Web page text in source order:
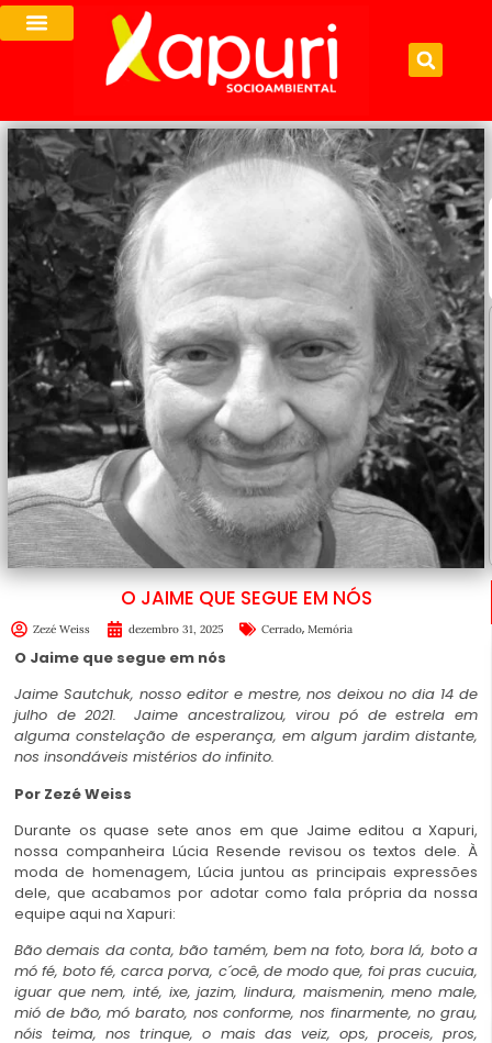
O JAIME QUE SEGUE EM NÓS
Zezé Weiss dezembro 31, 2025 Cerrado, Memória
O Jaime que segue em nós
Jaime Sautchuk, nosso editor e mestre, nos deixou no dia 14 de
julho de 2021.
Jaime ancestralizou, virou pó de estrela em
alguma constelação de esperança, em algum jardim distante,
nos insondáveis mistérios do infinito.
Por Zezé Weiss
Durante os quase sete anos em que Jaime editou a Xapuri,
nossa companheira Lúcia Resende revisou os textos dele. À
moda de homenagem, Lúcia juntou as principais expressões
dele, que acabamos por adotar como fala própria da nossa
equipe aqui na Xapuri:
Bão demais da conta, bão tamém, bem na foto, bora lá, boto a
mó fé, boto fé, carca porva, c´ocê, de modo que, foi pras cucuia,
iguar que nem, inté, ixe, jazim, lindura, maismenin, meno male,
mió de bão, mó barato, nos conforme, nos finarmente, no grau,
nóis teima, nos trinque, o mais das veiz, ops, proceis, pros,